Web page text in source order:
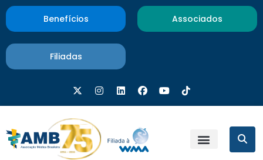
Benefícios Associados
Filiadas